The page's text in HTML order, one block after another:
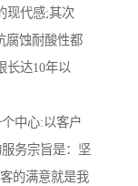
现代感;其次
腐蚀耐酸性都
长达10年以
中心:以客户
务宗旨是：坚
的满意就是我